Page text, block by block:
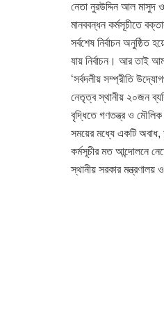
নেতা নুরউদ্দিন আল মাসুদ
মানববন্ধন কর্মসূচীতে
সর্বশেষ নির্বাচন অনুষ্ঠিত
যায় নির্বাচন। আর তাই
‘সর্বদলীয় সম্প্রীতি
নেতৃত্ব স্থানীয় ২০জন
বৃদ্ধিতে গণতন্ত্র ও মৌলিক
সময়ের মধ্যে একটি অবাধ,
কর্মসূচীর মত আন্দোলনে
স্থানীয় সরকার মন্ত্রণালয়